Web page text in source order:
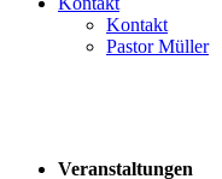
Kontakt
Pastor Müller
Veranstaltungen